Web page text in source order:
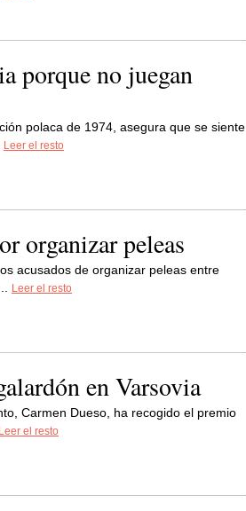
porque no juegan
polaca de 1974, asegura que se siente
Leer el resto
organizar peleas
acusados de organizar peleas entre
Leer el resto
en Varsovia
Carmen Dueso, ha recogido el premio
Leer el resto